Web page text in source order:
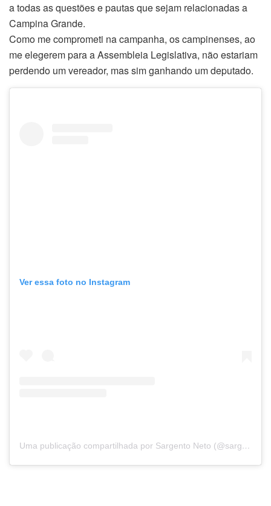
a todas as questões e pautas que sejam relacionadas a
Campina Grande.
Como me comprometi na campanha, os campinenses, ao
me elegerem para a Assembleia Legislativa, não estariam
perdendo um vereador, mas sim ganhando um deputado.
Ver essa foto no Instagram
Uma publicação compartilhada por Sargento Neto (@sargentoneto_)